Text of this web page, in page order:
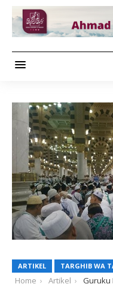
ARTIKEL TARGHIB WA
Home Artikel Guruku